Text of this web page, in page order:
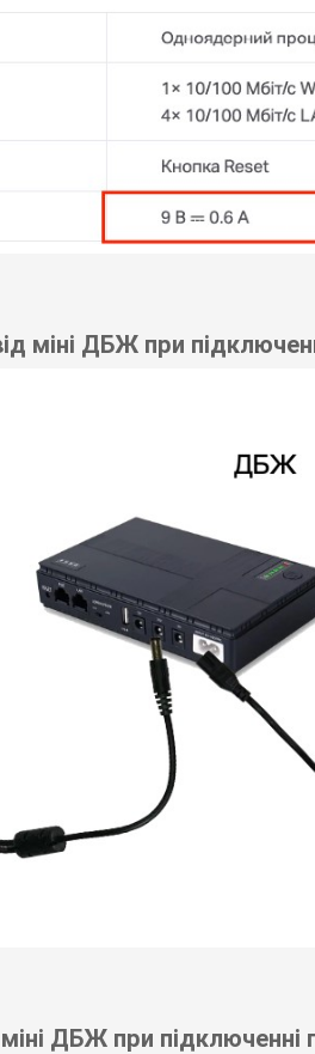
міні ДБЖ при
ДБЖ при підключенні